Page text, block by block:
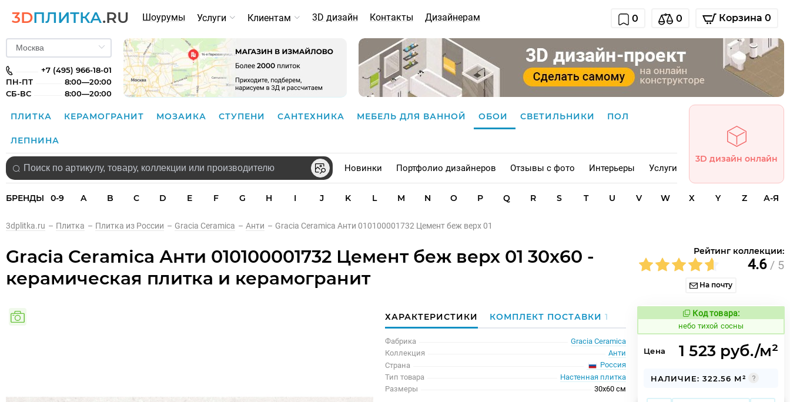
3DПЛИТКА.RU Шоурумы Услуги Клиентам 3D дизайн Контакты Дизайнерам 0 0 Корзина 0
+7 (495) 966-18-01
ПН-ПТ
8:00—20:00
СБ-ВС
8:00—20:00
ПЛИТКА КЕРАМОГРАНИТ МОЗАИКА СТУПЕНИ САНТЕХНИКА МЕБЕЛЬ ДЛЯ ВАННОЙ ОБОИ СВЕТИЛЬНИКИ ПОЛ
ЛЕПНИНА
Новинки Портфолио дизайнеров Отзывы с фото Интерьеры Услуги
3D дизайн онлайн
БРЕНДЫ 0-9 A B C D E F G H I J K L M N O P Q R S T U V W X Y Z А-Я
3dplitka.ru – Плитка – Плитка из России – Gracia Ceramica – Анти – Gracia Ceramica Анти 010100001732 Цемент беж верх 01
Gracia Ceramica Анти 010100001732 Цемент беж верх 01 30x60 -
керамическая плитка и керамогранит
Рейтинг коллекции:
4.6 / 5
На почту
ХАРАКТЕРИСТИКИ КОМПЛЕКТ ПОСТАВКИ1
Фабрика
Gracia Ceramica
Коллекция
Анти
Страна
Россия
Тип товара
Настенная плитка
Размеры
30x60 см
Код товара:
1122097 Код товара:
небо тихой сосны
Цена 1 523 руб./м²
НАЛИЧИЕ: 322.56 М²